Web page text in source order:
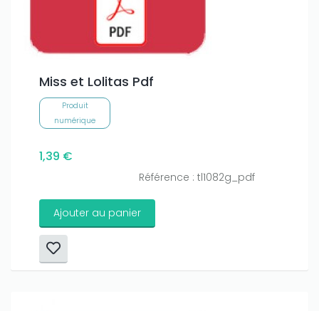
Miss et Lolitas Pdf
Produit
numérique
1,39 €
Référence : tl1082g_pdf
Ajouter au panier